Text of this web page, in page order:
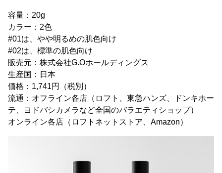
容量：20g
カラー：2色
#01は、やや明るめの肌色向け
#02は、標準の肌色向け
販売元：株式会社G.Oホールディングス
生産国：日本
価格：1,741円（税別）
流通：オフライン各店（ロフト、東急ハンズ、ドンキホー
テ、ヨドバシカメラなど全国のバラエティショップ）
オンライン各店（ロフトネットストア、Amazon）